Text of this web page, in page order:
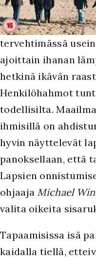
tervehtimässä
ajoittain ihanan
hetkinä ikävän
Henkilöhahmot
todellisilta.
ihmisillä on
hyvin näyttelevät
panoksellaan, että
Lapsien
ohjaaja Michael
valita oikeita
Tapaamisissa isä
kaidalla tiellä,